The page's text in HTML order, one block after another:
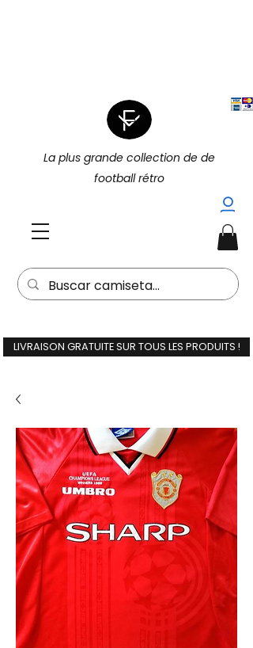
La plus grande collection de de
football rétro
LIVRAISON GRATUITE SUR TOUS LES PRODUITS !